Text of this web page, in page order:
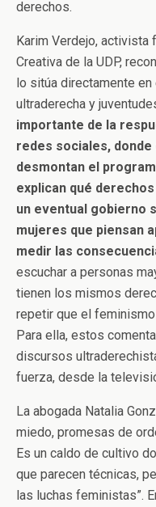
derechos.
Karim Verdejo, activista
Creativa de la UDP,
lo sitúa directamente
ultraderecha y
importante de la
redes sociales,
desmontan el
explican qué
un eventual gobierno
mujeres que piensan
medir las
escuchar a personas
tienen los mismos
repetir que el
Para ella, estos
discursos
fuerza, desde la
La abogada Natalia
miedo, promesas de
Es un caldo de cultivo
que parecen técnicas,
las luchas feministas”.